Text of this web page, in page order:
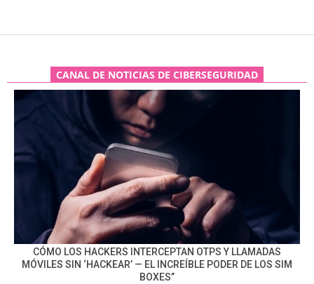
CANAL DE NOTICIAS DE CIBERSEGURIDAD
CÓMO LOS HACKERS INTERCEPTAN OTPS Y LLAMADAS
MÓVILES SIN ‘HACKEAR’ — EL INCREÍBLE PODER DE LOS SIM
BOXES”